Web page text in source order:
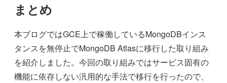
まとめ
本ブログではGCE上で稼働しているMongoDBインス
タンスを無停止でMongoDB Atlasに移行した取り組み
を紹介しました。今回の取り組みではサービス固有の
機能に依存しない汎用的な手法で移行を行ったので、